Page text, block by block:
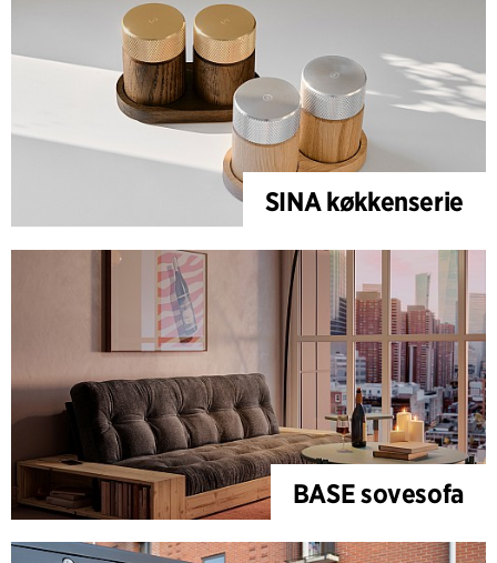
SINA køkkenserie
BASE sovesofa